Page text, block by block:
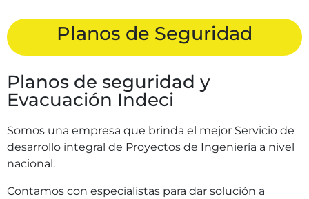
Planos de Seguridad
Planos de seguridad y
Evacuación Indeci
Somos una empresa que brinda el mejor Servicio de
desarrollo integral de Proyectos de Ingeniería a nivel
nacional.
Contamos con especialistas para dar solución a